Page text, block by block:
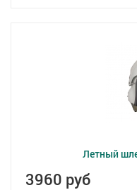
Летный
3960 руб